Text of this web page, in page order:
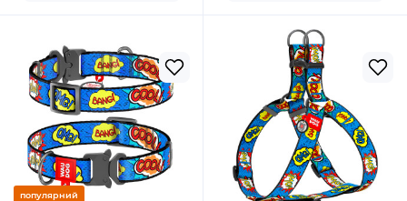
популярний